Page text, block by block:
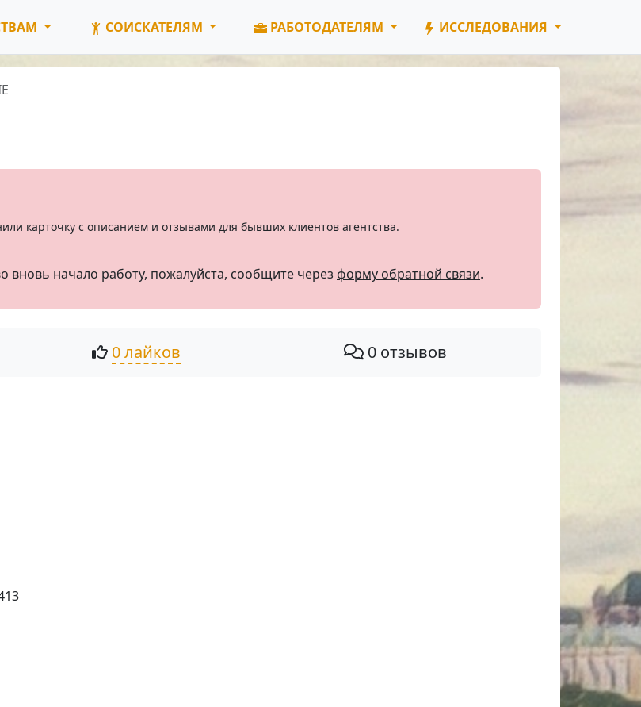
СОИСКАТЕЛЯМ РАБОТОДАТЕЛЯМ ИССЛЕДОВАНИЯ
карточку с описанием и отзывами для бывших клиентов агентства.
вновь начало работу, пожалуйста, сообщите через форму обратной связи.
0 лайков 0 отзывов